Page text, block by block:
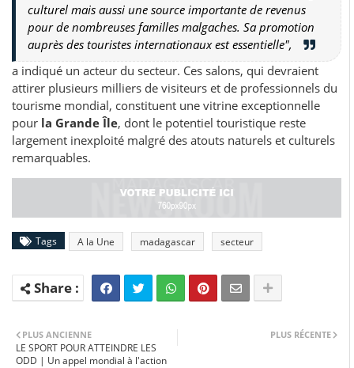
culturel mais aussi une source importante de revenus
pour de nombreuses familles malgaches. Sa promotion
auprès des touristes internationaux est essentielle",
a indiqué un acteur du secteur. Ces salons, qui devraient
attirer plusieurs milliers de visiteurs et de professionnels du
tourisme mondial, constituent une vitrine exceptionnelle
pour la Grande Île, dont le potentiel touristique reste
largement inexploité malgré des atouts naturels et culturels
remarquables.
Tags A la Une madagascar secteur
PLUS RÉCENTE
PLUS ANCIENNE
LE SPORT POUR ATTEINDRE LES
ODD | Un appel mondial à l'action